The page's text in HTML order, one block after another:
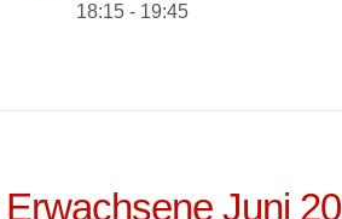
18:15 - 19:45
Juni